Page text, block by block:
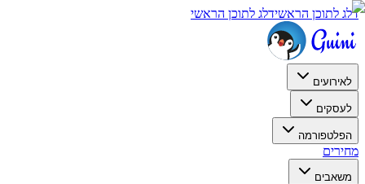
דלג לתוכן הראשידלג לתוכן הראשי
לאירועים
לעסקים
הפלטפורמה
מחירים
משאבים